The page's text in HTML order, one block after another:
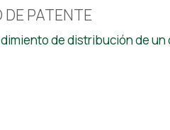
PATENTE
de distribución de